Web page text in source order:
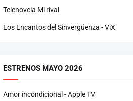
Telenovela Mi rival
Los Encantos del Sinvergüenza - ViX
ESTRENOS MAYO 2026
Amor incondicional - Apple TV